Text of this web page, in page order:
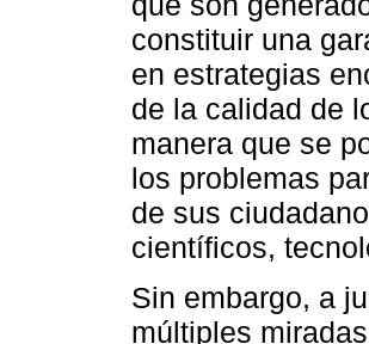
constituir una
en estrategias
de la calidad de
manera que se
los problemas
de sus
científicos,
Sin embargo, a
múltiples